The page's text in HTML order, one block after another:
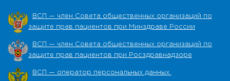
ВСП — член Совета общественных организаций по
защите прав пациентов при Минздраве России
ВСП — член Совета общественных организаций по
защите прав пациентов при Росздравнадзоре
ВСП — оператор персональных данных